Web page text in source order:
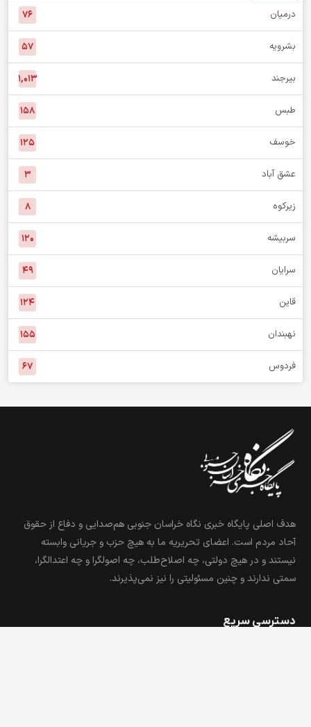
خبر استان
درمیان ۷۶
بشرویه ۵۷
بیرجند ۱,۰۱۳
طبس ۱۵۸
خوسف ۱۲۵
زیرکوه
سربیشه
سرایان
قاین ۱۲۴
نهبندان
فردوس